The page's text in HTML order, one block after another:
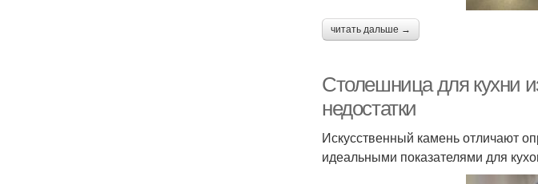
читать дальше →
Столешница для кухни
недостатки
Искусственный камень отличают
идеальными показателями для